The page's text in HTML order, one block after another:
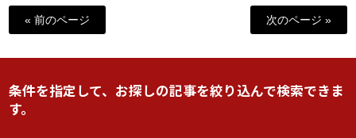
« 前のページ 次のページ »
条件を指定して、お探しの記事を絞り込んで検索できま
す。